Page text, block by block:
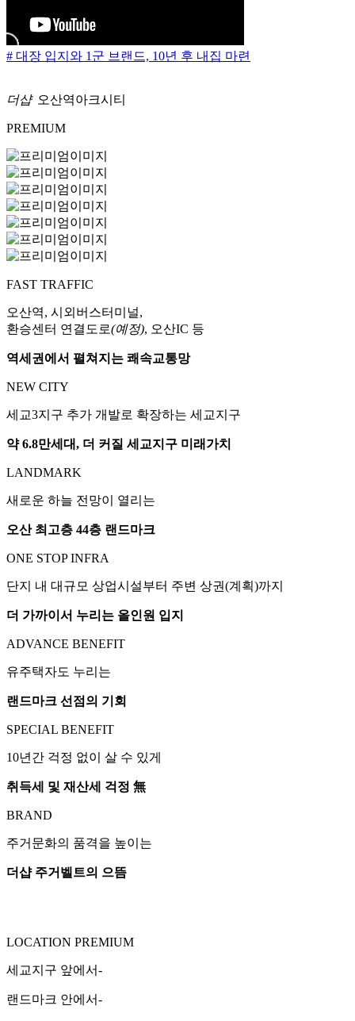
# 대장 입지와 1군 브랜드, 10년 후 내집 마련
더샵 오산역아크시티
PREMIUM
FAST TRAFFIC
오산역, 시외버스터미널,
환승센터 연결도로(예정), 오산IC 등
역세권에서 펼쳐지는 쾌속교통망
NEW CITY
세교3지구 추가 개발로 확장하는 세교지구
약 6.8만세대, 더 커질 세교지구 미래가치
LANDMARK
새로운 하늘 전망이 열리는
오산 최고층 44층 랜드마크
ONE STOP INFRA
단지 내 대규모 상업시설부터 주변 상권(계획)까지
더 가까이서 누리는 올인원 입지
ADVANCE BENEFIT
유주택자도 누리는
랜드마크 선점의 기회
SPECIAL BENEFIT
10년간 걱정 없이 살 수 있게
취득세 및 재산세 걱정 無
BRAND
주거문화의 품격을 높이는
더샵 주거벨트의 으뜸
LOCATION PREMIUM
세교지구 앞에서-
랜드마크 안에서-